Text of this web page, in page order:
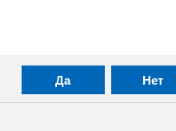
Да Нет